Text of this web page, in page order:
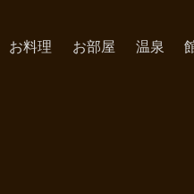
お料理 お部屋 温泉